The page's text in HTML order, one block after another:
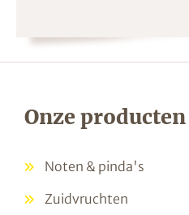
Onze producten
Noten & pinda's
Zuidvruchten